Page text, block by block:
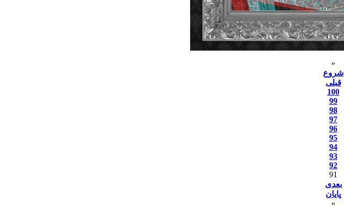
«
شروع
قبلی
100
99
98
97
96
95
94
93
92
91
بعدی
پایان
»